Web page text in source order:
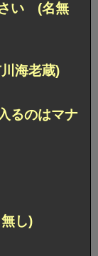
さい (名無
海老蔵)
るのはマナ
し)